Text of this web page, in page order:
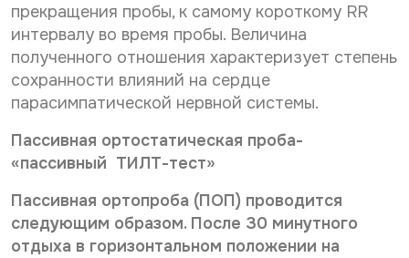
прекращения пробы, к само­му короткому RR
интервалу во время пробы. Величина
полученного отношения характеризует степень
сохранности влияний на сердце
парасимпатической не­рвной системы.
Пассивная ортостатическая проба-
«пассивный ТИЛТ-тест»
Пассивная ортопроба (ПОП) проводится
следующим образом. После 30 минутного
отдыха в горизонтальном положении на